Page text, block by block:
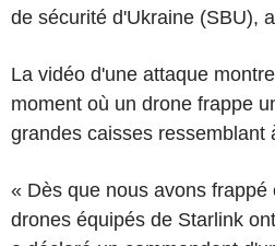
de sécurité d'Ukraine (SBU),
La vidéo d'une attaque
moment où un drone frappe
grandes caisses ressemblant
« Dès que nous avons
drones équipés de Starlink